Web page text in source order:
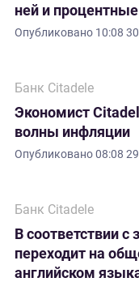
ней и
Опубликовано 10:08
Банк Citadele
Экономист
волны инфляции
Опубликовано08:08
Банк Citadele
В соответствии
переходит на
английском